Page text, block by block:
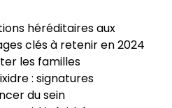
héréditaires aux
clés à retenir en 2024
les familles
: signatures
du sein